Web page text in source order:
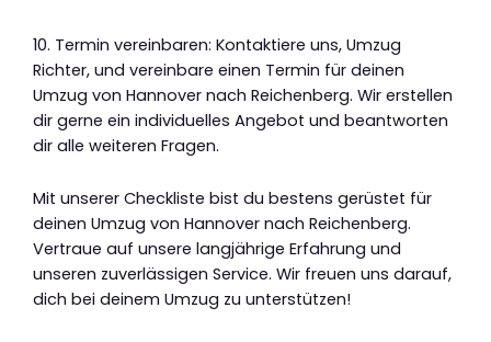
10. Termin vereinbaren: Kontaktiere uns, Umzug
Richter, und vereinbare einen Termin für deinen
Umzug von Hannover nach Reichenberg. Wir erstellen
dir gerne ein individuelles Angebot und beantworten
dir alle weiteren Fragen.
Mit unserer Checkliste bist du bestens gerüstet für
deinen Umzug von Hannover nach Reichenberg.
Vertraue auf unsere langjährige Erfahrung und
unseren zuverlässigen Service. Wir freuen uns darauf,
dich bei deinem Umzug zu unterstützen!